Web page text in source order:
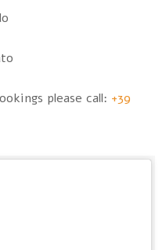
please call: +39